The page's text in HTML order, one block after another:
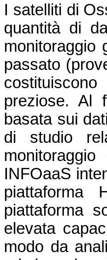
I satelliti di
quantità di
monitoraggio
passato
preziose. Al
basata sui
di studio
INFOaaS
piattaforma
piattaforma
elevata
modo da